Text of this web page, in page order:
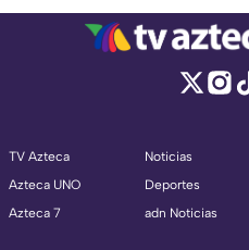
TV Azteca
Azteca UNO
Azteca 7
Noticias
Deportes
adn Noticias